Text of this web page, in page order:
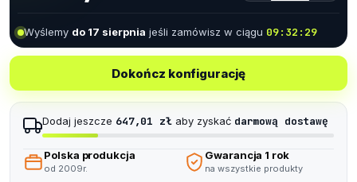
2
3
4
5
6
6
7
8
9
2
3
4
5
6
Wyślemy do 17 sierpnia jeśli zamówisz w ciągu 09:32:28
Dokończ konfigurację
Dodaj jeszcze 647,01 złaby zyskać darmową dostawę
Polska produkcja
od 2009r.
Gwarancja 1 rok
na wszystkie produkty